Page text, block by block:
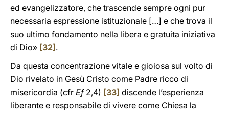
ed evangelizzatore, che trascende sempre ogni pur
necessaria espressione istituzionale […] e che trova il
suo ultimo fondamento nella libera e gratuita iniziativa
di Dio» [32] .
Da questa concentrazione vitale e gioiosa sul volto di
Dio rivelato in Gesù Cristo come Padre ricco di
misericordia (cfr Ef2,4) [33] discende l’esperienza
liberante e responsabile di vivere come Chiesa la